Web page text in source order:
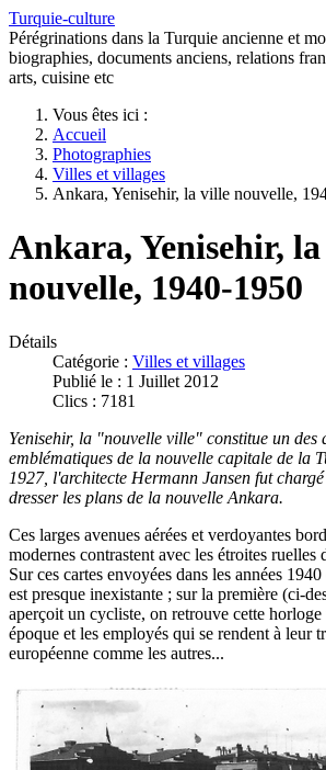
Turquie-culture
Pérégrinations dans la Turquie ancienne et
biographies, documents anciens, relations
arts, cuisine etc
Vous êtes ici :
Accueil
Photographies
Villes et villages
Ankara, Yenisehir, la ville nouvelle,
Ankara, Yenisehir,
nouvelle, 1940-1950
Détails
Catégorie : Villes et villages
Publié le : 1 Juillet 2012
Clics : 7181
Yenisehir, la "nouvelle ville" constitue un des
emblématiques de la nouvelle capitale de la
1927, l'architecte Hermann Jansen fut
dresser les plans de la nouvelle Ankara.
Ces larges avenues aérées et verdoyantes
modernes contrastent avec les étroites
Sur ces cartes envoyées dans les années
est presque inexistante ; sur la première (ci-
aperçoit un cycliste, on retrouve cette
époque et les employés qui se rendent à leur
européenne comme les autres...